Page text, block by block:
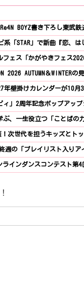
BOYZ書き下ろし東武
系「STAR」で新曲『恋、
フェス「かがやきフェス
2026 AUTUMN＆WINTER
年壁掛けカレンダーが10月
ィ」2周年記念ポップアッ
ぶ、一生役立つ「ことばの
！次世代を担うキッズとト
終週の「プレイリスト入り
ラインダンスコンテスト第